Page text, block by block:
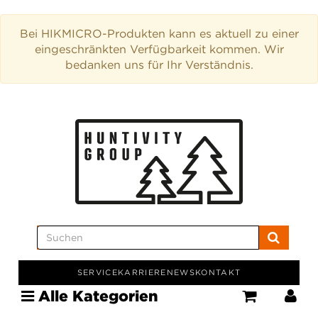
Bei HIKMICRO-Produkten kann es aktuell zu einer
eingeschränkten Verfügbarkeit kommen. Wir
bedanken uns für Ihr Verständnis.
SERVICEKARRIERE NEWSKONTAKT
Alle Kategorien